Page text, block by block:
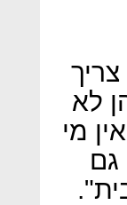
לא
מי
גם